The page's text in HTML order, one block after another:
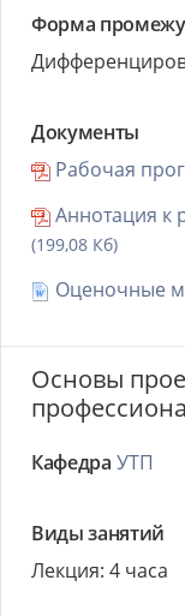
Форма
Документы
Рабочая
Аннотация к
(199,08 Кб)
Оценочные
Основы
Кафедра УТП
Виды занятий
Лекция: 4 часа